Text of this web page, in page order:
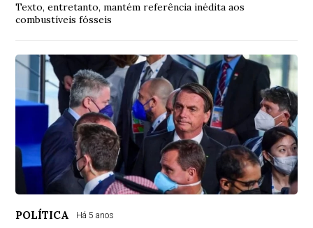
Texto, entretanto, mantém referência inédita aos
combustíveis fósseis
POLÍTICA Há 5 anos